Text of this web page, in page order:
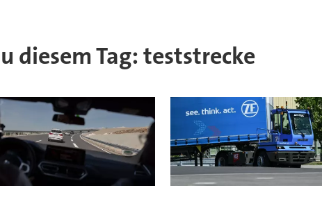
diesem Tag: teststrecke